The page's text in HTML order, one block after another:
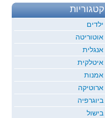
קטגוריות
ילדים
אוטוריטה
אנגלית
איטלקית
אמנות
ארוטיקה
ביוגרפיה
בישול